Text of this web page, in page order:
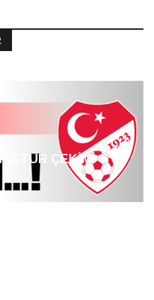
ÇEKİMİ